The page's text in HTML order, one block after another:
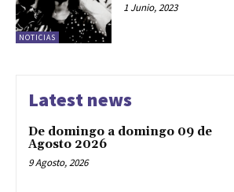
NOTICIAS
1 Junio, 2023
Latest news
De domingo a domingo 09 de
Agosto 2026
9 Agosto, 2026